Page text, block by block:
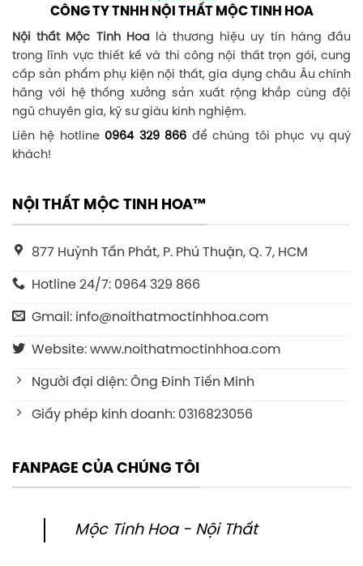
CÔNG TY TNHH NỘI THẤT MỘC TINH HOA
Nội thất Mộc Tinh Hoalà thương hiệu uy tín hàng đầu
trong lĩnh vực thiết kế và thi công nội thất trọn gói, cung
cấp sản phẩm phụ kiện nội thất, gia dụng châu Âu chính
hãng với hệ thống xưởng sản xuất rộng khắp cùng đội
ngũ chuyên gia, kỹ sư giàu kinh nghiệm.
Liên hệ hotline 0964 329 866 để chúng tôi phục vụ quý
khách!
NỘI THẤT MỘC TINH HOA™
877 Huỳnh Tấn Phát, P. Phú Thuận, Q. 7, HCM
Hotline 24/7: 0964 329 866
Gmail: info@noithatmoctinhhoa.com
Website: www.noithatmoctinhhoa.com
Người đại diện: Ông Đinh Tiến Minh
Giấy phép kinh doanh: 0316823056
FANPAGE CỦA CHÚNG TÔI
Mộc Tinh Hoa - Nội Thất